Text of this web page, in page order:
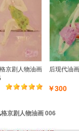
京剧人物油画
后现代油
￥300
京剧人物油画 006